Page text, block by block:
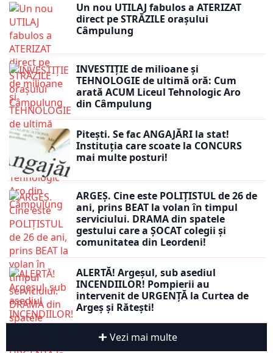
Un nou UTILAJ fabulos a ATERIZAT
direct pe STRĂZILE orașului
Câmpulung
INVESTIȚIE de milioane și
TEHNOLOGIE de ultimă oră: Cum
arată ACUM Liceul Tehnologic Aro
din Câmpulung
Pitești. Se fac ANGAJĂRI la stat!
Instituția care scoate la CONCURS
mai multe posturi!
ARGEȘ. Cine este POLIȚISTUL de 26 de
ani, prins BEAT la volan în timpul
serviciului. DRAMA din spatele
gestului care a ȘOCAT colegii și
comunitatea din Leordeni!
ALERTĂ! Argeșul, sub asediul
INCENDIILOR! Pompierii au
intervenit de URGENȚĂ la Curtea de
Argeș și Rătești!
Vezi mai multe